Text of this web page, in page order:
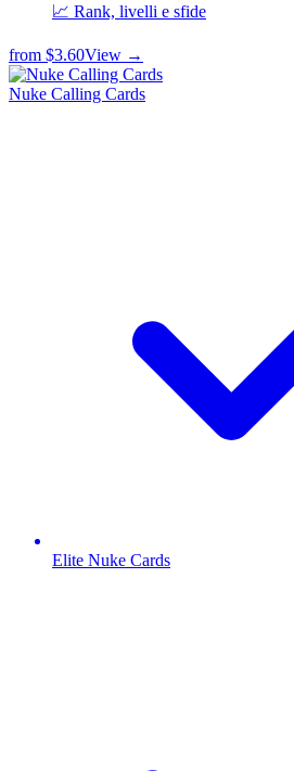
📈 Rank, livelli e sfide
from $3.60View →
Nuke Calling Cards
Elite Nuke Cards